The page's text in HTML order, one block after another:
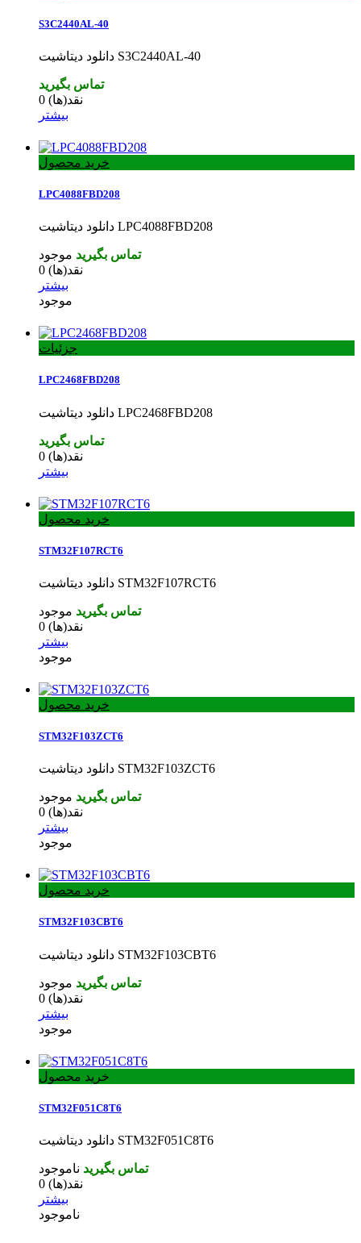
S3C2440AL-40
دانلود دیتاشیت S3C2440AL-40
تماس بگیرید
0 نقد(ها)
بیشتر
خرید محصول
LPC4088FBD208
دانلود دیتاشیت LPC4088FBD208
تماس بگیرید موجود
0 نقد(ها)
بیشتر
موجود
جزئیات
LPC2468FBD208
دانلود دیتاشیت LPC2468FBD208
تماس بگیرید
0 نقد(ها)
بیشتر
خرید محصول
STM32F107RCT6
دانلود دیتاشیت STM32F107RCT6
تماس بگیرید موجود
0 نقد(ها)
بیشتر
موجود
خرید محصول
STM32F103ZCT6
دانلود دیتاشیت STM32F103ZCT6
تماس بگیرید موجود
0 نقد(ها)
بیشتر
موجود
خرید محصول
STM32F103CBT6
دانلود دیتاشیت STM32F103CBT6
تماس بگیرید موجود
0 نقد(ها)
بیشتر
موجود
خرید محصول
STM32F051C8T6
دانلود دیتاشیت STM32F051C8T6
تماس بگیرید ناموجود
0 نقد(ها)
بیشتر
ناموجود